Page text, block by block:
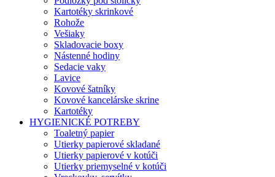
Kartotéky skrinkové
Rohože
Vešiaky
Skladovacie boxy
Nástenné hodiny
Sedacie vaky
Lavice
Kovové šatníky
Kovové kancelárske skrine
Kartotéky
HYGIENICKÉ POTREBY
Toaletný papier
Utierky papierové skladané
Utierky papierové v kotúči
Utierky priemyselné v kotúči